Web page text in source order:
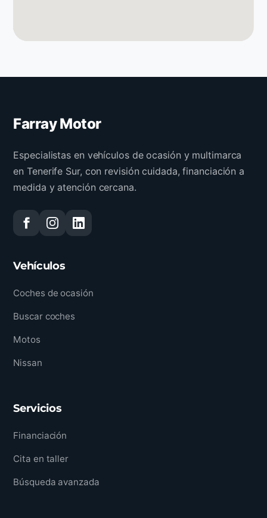
Farray Motor
Especialistas en vehículos de ocasión y multimarca
en Tenerife Sur, con revisión cuidada, financiación a
medida y atención cercana.
Vehículos
Coches de ocasión
Buscar coches
Motos
Nissan
Servicios
Financiación
Cita en taller
Búsqueda avanzada